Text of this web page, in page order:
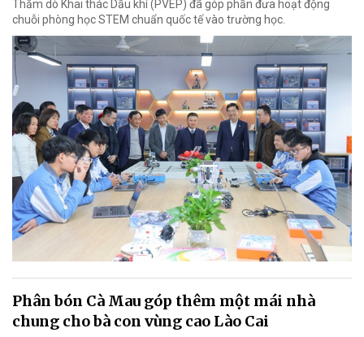
Thăm dò Khai thác Dầu khí (PVEP) đã góp phần đưa hoạt động
chuỗi phòng học STEM chuẩn quốc tế vào trường học.
Phân bón Cà Mau góp thêm một mái nhà
chung cho bà con vùng cao Lào Cai